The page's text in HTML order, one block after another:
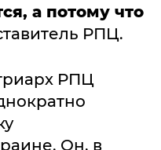
а потому что
РПЦ.
РПЦ
Он, в